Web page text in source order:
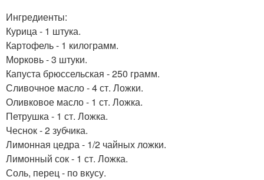
Ингредиенты:
Курица - 1 штука.
Картофель - 1 килограмм.
Морковь - 3 штуки.
Капуста брюссельская - 250 грамм.
Сливочное масло - 4 ст. Ложки.
Оливковое масло - 1 ст. Ложка.
Петрушка - 1 ст. Ложка.
Чеснок - 2 зубчика.
Лимонная цедра - 1/2 чайных ложки.
Лимонный сок - 1 ст. Ложка.
Соль, перец - по вкусу.